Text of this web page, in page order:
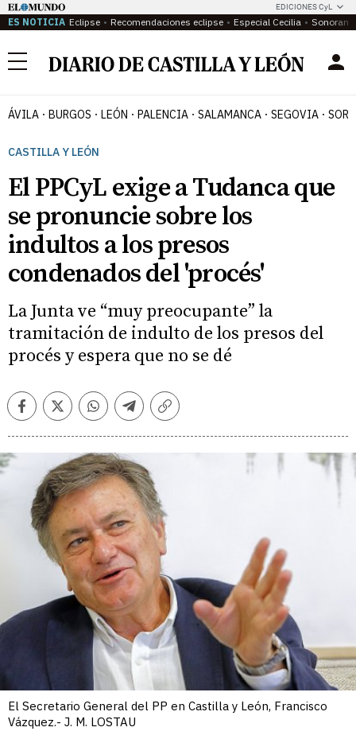
EDICIONES CyL
ES NOTICIA Eclipse Recomendaciones eclipse Especial Cecilia
Menú
ÁVILA BURGOS LEÓN PALENCIA SALAMANCA SEGOVIA
CASTILLA Y LEÓN
El PPCyL exige a Tudanca que
se pronuncie sobre los
indultos a los presos
condenados del 'procés'
La Junta ve “muy preocupante” la
tramitación de indulto de los presos del
procés y espera que no se dé
FacebookTwitterWhatsappTelegramCopiar
El Secretario General del PP en Castilla y León, Francisco
Vázquez.- J. M. LOSTAU